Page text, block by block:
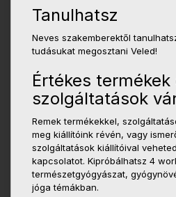
Tanulhatsz
Neves szakemberektől
tudásukat megosztani Veled!
Értékes termékek
szolgáltatások
Remek termékekkel,
meg kiállítóink révén, vagy
szolgáltatások kiállítóival
kapcsolatot. Kipróbálhatsz 4
természetgyógyászat,
jóga témákban.